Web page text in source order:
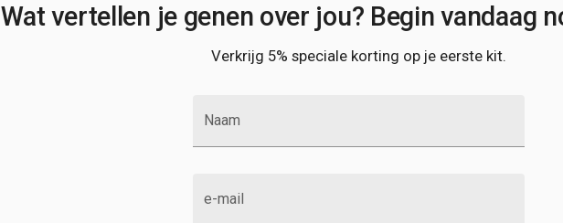
Wat vertellen je genen over jou? Begin vandaag
Verkrijg 5% speciale korting op je eerste kit.
Naam
e-mail